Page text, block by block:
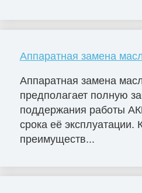
Аппаратная замена
Аппаратная замена
предполагает полную
поддержания работы
срока её эксплуатации.
преимуществ...